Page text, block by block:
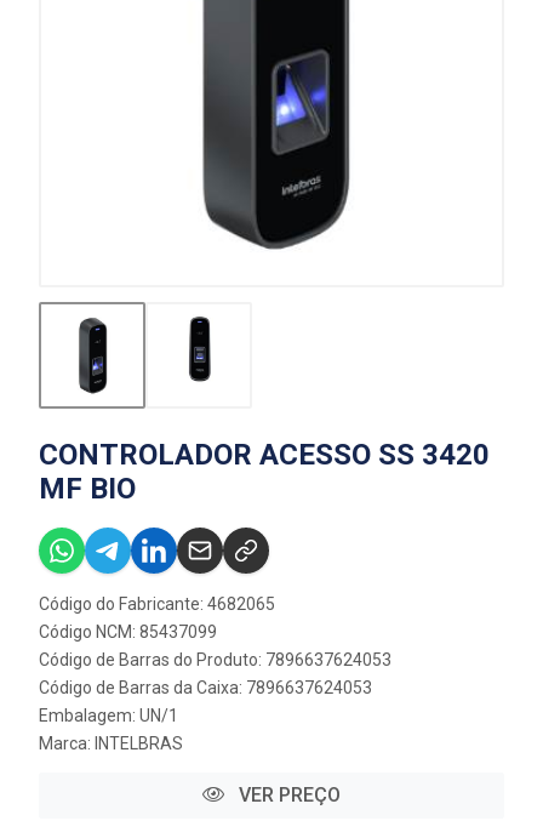
CONTROLADOR ACESSO SS 3420
MF BIO
Código do Fabricante: 4682065
Código NCM: 85437099
Código de Barras do Produto: 7896637624053
Código de Barras da Caixa: 7896637624053
Embalagem: UN/1
Marca: INTELBRAS
VER PREÇO